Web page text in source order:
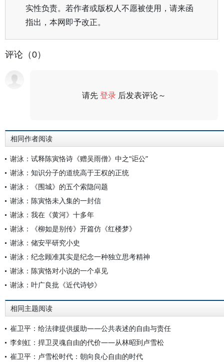
实性负责。若作者或版权人不愿被使用，请来函
指出，本网即予改正。
评论（0）
请先登录 后发表评论～
相同作者阅读
谢泳：试释陈寅恪诗《赠吴雨僧》中之“讵公”
谢泳：知识分子的道统高于王权的正统
谢泳：《围城》的五个索隐问题
谢泳：陈寅恪未入集的一封信
谢泳：我在《黄河》十多年
谢泳：《柳如是别传》开篇仿《红楼梦》
谢泳：储安平研究小史
谢泳：纪念顾准其实是纪念一种独立思考精神
谢泳：陈寅恪对小说的一个卓见
谢泳：叶广良批《近代诗钞》
相同主题阅读
崔卫平：给法律提供援助——公共表述的自由与责任
李剑虹：捍卫灵魂自由的代价——从林昭到卢雪松
崔卫平：卢雪松时代：朝向良心自由的时代